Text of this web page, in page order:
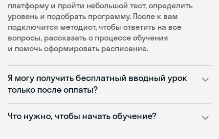
платформу и пройти небольшой тест, определить
уровень и подобрать программу. После к вам
подключится методист, чтобы ответить на все
вопросы, рассказать о процессе обучения
и помочь сформировать расписание.
Я могу получить бесплатный вводный урок
только после оплаты?
Что нужно, чтобы начать обучение?